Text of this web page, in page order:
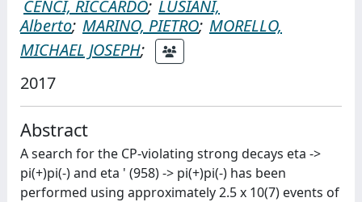
CENCI, RICCARDO; LUSIANI,
Alberto; MARINO, PIETRO; MORELLO,
MICHAEL JOSEPH;
2017
Abstract
A search for the CP-violating strong decays eta ->
pi(+)pi(-) and eta ' (958) -> pi(+)pi(-) has been
performed using approximately 2.5 x 10(7) events of